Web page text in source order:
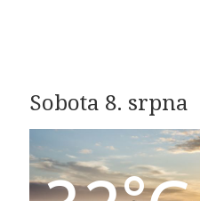
Sobota 8. srpna